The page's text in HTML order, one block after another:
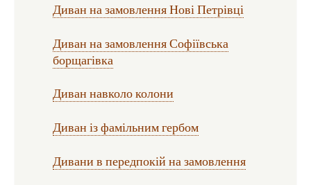
Диван на замовлення Нові Петрівці
Диван на замовлення Софіївська
борщагівка
Диван навколо колони
Диван із фамільним гербом
Дивани в передпокій на замовлення